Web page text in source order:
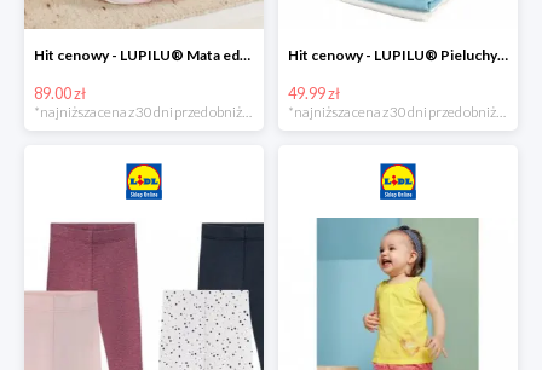
Hit cenowy - LUPILU® Mata edukacyjna dla niemowląt, 1 sztuka
89.00 zł
*najniższa cena z 30 dni przed obniżką
Hit cenowy - LUPILU® Pieluchy tetrowe 80x80 cm, z biobawełny, 5 sztuk
49.99 zł
*najniższa cena z 30 dni przed obniżką